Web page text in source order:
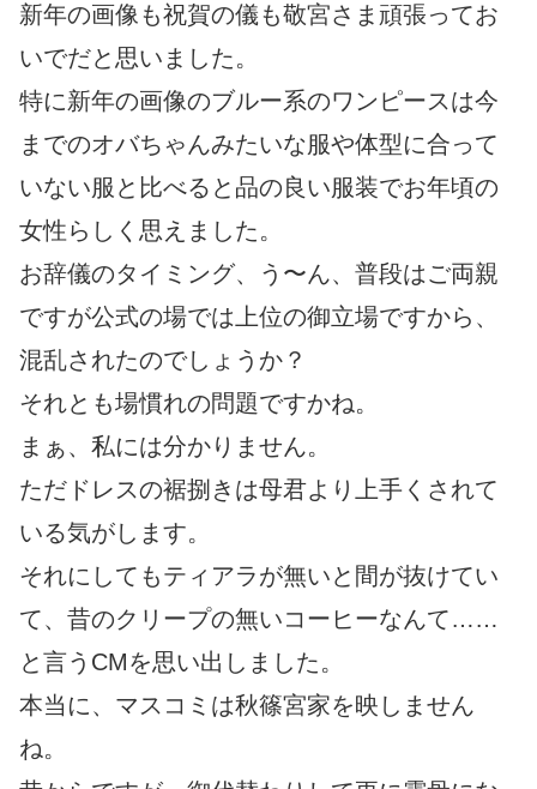
新年の画像も祝賀の儀も敬宮さま頑張ってお
いでだと思いました。
特に新年の画像のブルー系のワンピースは今
までのオバちゃんみたいな服や体型に合って
いない服と比べると品の良い服装でお年頃の
女性らしく思えました。
お辞儀のタイミング、う〜ん、普段はご両親
ですが公式の場では上位の御立場ですから、
混乱されたのでしょうか？
それとも場慣れの問題ですかね。
まぁ、私には分かりません。
ただドレスの裾捌きは母君より上手くされて
いる気がします。
それにしてもティアラが無いと間が抜けてい
て、昔のクリープの無いコーヒーなんて……
と言うCMを思い出しました。
本当に、マスコミは秋篠宮家を映しません
ね。